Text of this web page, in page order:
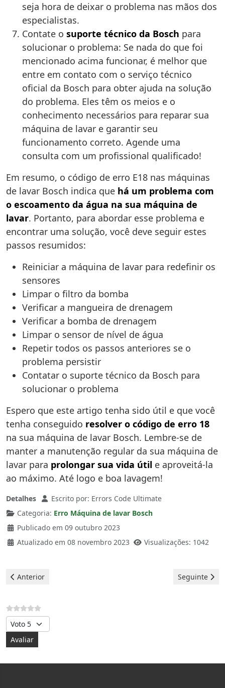
seja hora de deixar o problema nas mãos dos
especialistas.
Contate o suporte técnico da Bosch para
solucionar o problema: Se nada do que foi
mencionado acima funcionar, é melhor que
entre em contato com o serviço técnico
oficial da Bosch para obter ajuda na solução
do problema. Eles têm os meios e o
conhecimento necessários para reparar sua
máquina de lavar e garantir seu
funcionamento correto. Agende uma
consulta com um profissional qualificado!
Em resumo, o código de erro E18 nas máquinas
de lavar Bosch indica que há um problema com
o escoamento da água na sua máquina de
lavar. Portanto, para abordar esse problema e
encontrar uma solução, você deve seguir estes
passos resumidos:
Reiniciar a máquina de lavar para redefinir os
sensores
Limpar o filtro da bomba
Verificar a mangueira de drenagem
Verificar a bomba de drenagem
Limpar o sensor de nível de água
Repetir todos os passos anteriores se o
problema persistir
Contatar o suporte técnico da Bosch para
solucionar o problema
Espero que este artigo tenha sido útil e que você
tenha conseguido resolver o código de erro 18
na sua máquina de lavar Bosch. Lembre-se de
manter a manutenção regular da sua máquina de
lavar para prolongar sua vida útil e aproveitá-la
ao máximo. Até logo e boa lavagem!
Detalhes Escrito por: Errors Code Ultimate
Categoria: Erro Máquina de lavar Bosch
Publicado em 09 outubro 2023
Atualizado em 08 novembro 2023
Visualizações: 1042
Artigo anterior: Bosch Máquina de lavar - erro 29
Anterior Artigo
Seguinte
Avalie, por favor